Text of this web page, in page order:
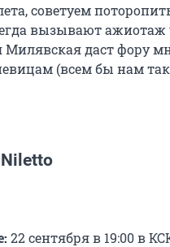
советуем
вызывают ажиотаж
Милявская даст фору
(всем бы нам так
22 сентября в 19:00 в